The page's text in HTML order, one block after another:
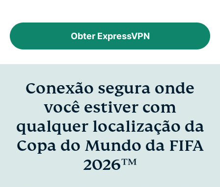
Obter ExpressVPN
Conexão segura onde
você estiver com
qualquer localização da
Copa do Mundo da FIFA
2026™